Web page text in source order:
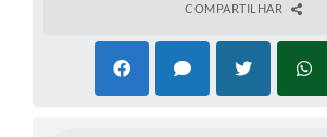
Serviços para o cidadão
Serviços para a empresa
COMPARTILHAR